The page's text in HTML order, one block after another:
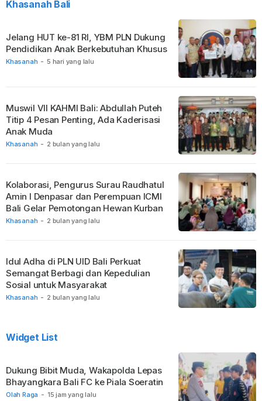
Khasanah Bali
Khasanah - 5 hari yang lalu
Jelang HUT ke-81 RI, YBM PLN Dukung
Pendidikan Anak Berkebutuhan Khusus
Khasanah - 2 bulan yang lalu
Muswil VII KAHMI Bali: Abdullah Puteh
Titip 4 Pesan Penting, Ada Kaderisasi
Anak Muda
Khasanah - 2 bulan yang lalu
Kolaborasi, Pengurus Surau Raudhatul
Amin I Denpasar dan Perempuan ICMI
Bali Gelar Pemotongan Hewan Kurban
Khasanah - 2 bulan yang lalu
Idul Adha di PLN UID Bali Perkuat
Semangat Berbagi dan Kepedulian
Sosial untuk Masyarakat
Widget List
Olah Raga - 15 jam yang lalu
Dukung Bibit Muda, Wakapolda Lepas
Bhayangkara Bali FC ke Piala Soeratin